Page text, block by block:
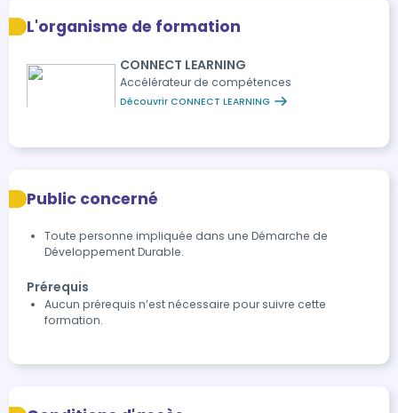
L'organisme de formation
CONNECT LEARNING
Accélérateur de compétences
Découvrir CONNECT LEARNING
Public concerné
Toute personne impliquée dans une Démarche de
Développement Durable.
Prérequis
Aucun prérequis n’est nécessaire pour suivre cette
formation.